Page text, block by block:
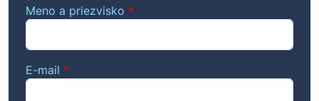
Meno a priezvisko *
E-mail *